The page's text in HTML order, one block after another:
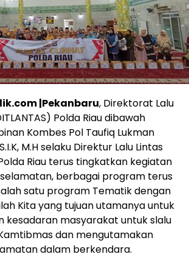
|Pekanbaru, Direktorat Lalu
Polda Riau dibawah
Kombes Pol Taufiq Lukman
M.H selaku Direktur Lalu Lintas
Riau terus tingkatkan kegiatan
berbagai program terus
satu program Tematik dengan
Kita yang tujuan utamanya untuk
kesadaran masyarakat untuk slalu
dan mengutamakan
dalam berkendara.